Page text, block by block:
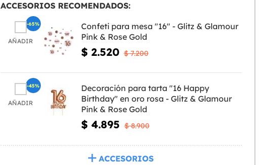
ACCESORIOS RECOMENDADOS:
AÑADIR
Confeti para mesa "16" - Glitz & Glamour
Pink & Rose Gold
$ 2.520 $ 7.200
-65%
AÑADIR
Decoración para tarta "16 Happy
Birthday" en oro rosa - Glitz & Glamour
Pink & Rose Gold
$ 4.895 $ 8.900
-45%
ACCESORIOS